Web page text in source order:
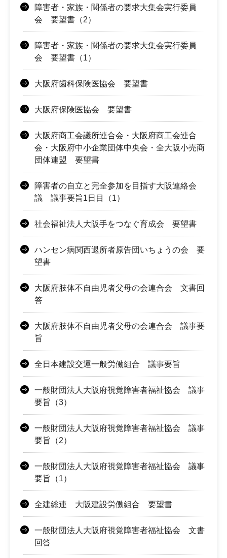
障害者・家族・関係者の要求大集会実行委員
会 要望書（2）
障害者・家族・関係者の要求大集会実行委員
会 要望書（1）
大阪府歯科保険医協会 要望書
大阪府保険医協会 要望書
大阪府商工会議所連合会・大阪府商工会連合
会・大阪府中小企業団体中央会・全大阪小売商
団体連盟 要望書
障害者の自立と完全参加を目指す大阪連絡会
議 議事要旨1日目（1）
社会福祉法人大阪手をつなぐ育成会 要望書
ハンセン病関西退所者原告団いちょうの会 要
望書
大阪府肢体不自由児者父母の会連合会 文書回
答
大阪府肢体不自由児者父母の会連合会 議事要
旨
全日本建設交運一般労働組合 議事要旨
一般財団法人大阪府視覚障害者福祉協会 議事
要旨（3）
一般財団法人大阪府視覚障害者福祉協会 議事
要旨（2）
一般財団法人大阪府視覚障害者福祉協会 議事
要旨（1）
全建総連 大阪建設労働組合 要望書
一般財団法人大阪府視覚障害者福祉協会 文書
回答